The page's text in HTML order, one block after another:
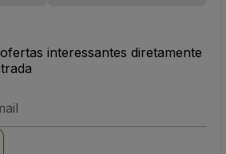
interessantes diretamente